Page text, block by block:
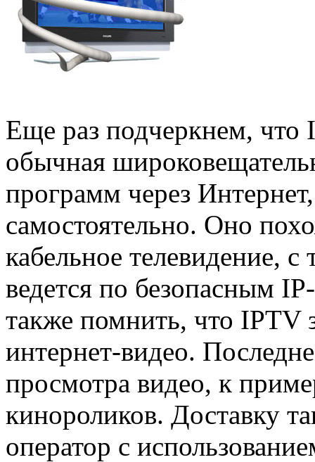
Еще раз подчеркнем, что
обычная
программ через
самостоятельно. Оно
кабельное телевидение,
ведется по безопасным
также помнить, что IPTV
интернет-видео.
просмотра видео, к
кинороликов. Доставку
оператор с